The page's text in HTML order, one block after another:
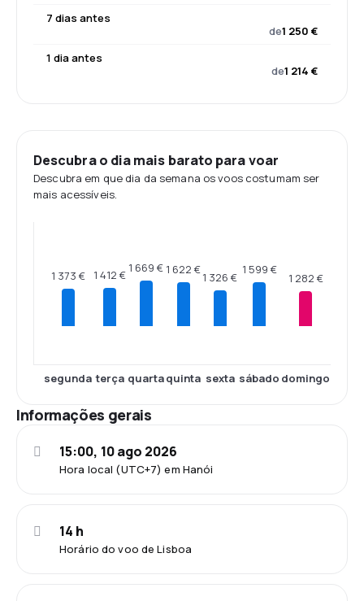
7 dias antes
de1 250 €
1 dia antes
de1 214 €
Descubra o dia mais barato para voar
Descubra em que dia da semana os voos costumam ser
mais acessíveis.
1 373 €
segunda
1 412 €
terça
1 669 €
quarta
1 622 €
quinta
1 326 €
sexta
1 599 €
sábado
1 282 €
domingo
Informações gerais
Hora local (UTC+7) em Hanói
15:00, 10 ago 2026
Horário do voo de Lisboa
14 h